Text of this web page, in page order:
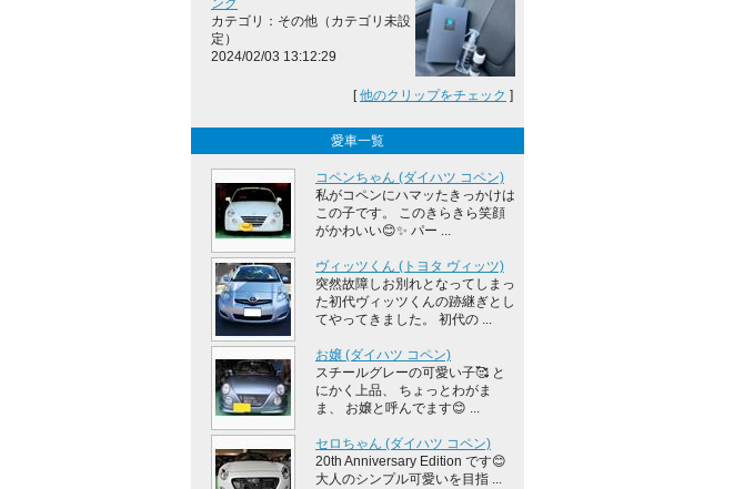
ング
カテゴリ：その他（カテゴリ未設
定）
2024/02/03 13:12:29
[他のクリップをチェック ]
愛車一覧
コペンちゃん (ダイハツ コペン)
私がコペンにハマッたきっかけは
この子です。 このきらきら笑顔
がかわいい😊✨ パー ...
ヴィッツくん (トヨタ ヴィッツ)
突然故障しお別れとなってしまっ
た初代ヴィッツくんの跡継ぎとし
てやってきました。 初代の ...
お嬢 (ダイハツ コペン)
スチールグレーの可愛い子🥰 と
にかく上品、 ちょっとわがま
ま、 お嬢と呼んでます😊 ...
セロちゃん (ダイハツ コペン)
20th Anniversary Edition です😊
大人のシンプル可愛いを目指 ...